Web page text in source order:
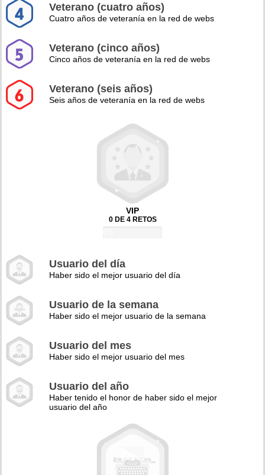
Veterano (cuatro años)
Cuatro años de veteranía en la red de webs
Veterano (cinco años)
Cinco años de veteranía en la red de webs
Veterano (seis años)
Seis años de veteranía en la red de webs
VIP
0 DE 4 RETOS
Usuario del día
Haber sido el mejor usuario del día
Usuario de la semana
Haber sido el mejor usuario de la semana
Usuario del mes
Haber sido el mejor usuario del mes
Usuario del año
Haber tenido el honor de haber sido el mejor
usuario del año